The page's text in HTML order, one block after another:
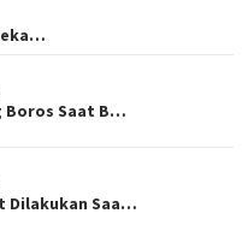
Boros Saat B…
Dilakukan Saa…